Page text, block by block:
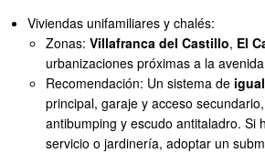
Viviendas unifamiliares y chalés:
Zonas:Villafranca del Castillo, El
urbanizaciones próximas a la
Recomendación: Un sistema de
principal, garaje y acceso
antibumping y escudo antitaladro. Si
servicio o jardinería, adoptar un